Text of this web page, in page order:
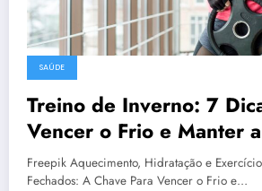
SAÚDE
Treino de Inverno: 7
Vencer o Frio e Manter
Exercícios Físicos
Freepik Aquecimento, Hidratação e
Fechados: A Chave Para Vencer o Frio e…